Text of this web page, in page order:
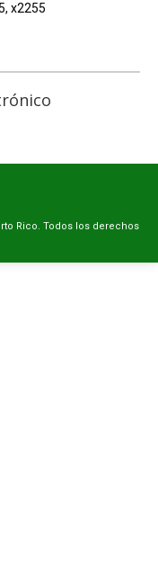
x2255
Rico. Todos los derechos